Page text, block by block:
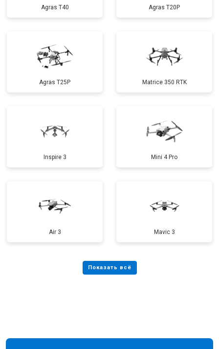
Agras T40 Agras T20P
Agras T25P Matrice 350 RTK
Inspire 3 Mini 4 Pro
Air 3 Mavic 3